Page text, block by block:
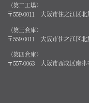
〈第二工場〉
〒559-0011 大阪市住之江区北
〈第三倉庫〉
〒559-0011 大阪市住之江区北
〈第四倉庫〉
〒557-0063 大阪市西成区南津